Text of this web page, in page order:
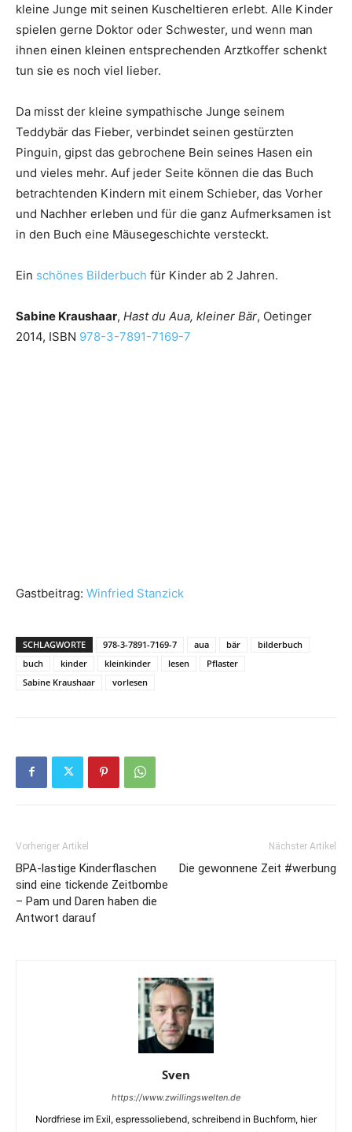
kleine Junge mit seinen Kuscheltieren erlebt. Alle Kinder
spielen gerne Doktor oder Schwester, und wenn man
ihnen einen kleinen entsprechenden Arztkoffer schenkt
tun sie es noch viel lieber.
Da misst der kleine sympathische Junge seinem
Teddybär das Fieber, verbindet seinen gestürzten
Pinguin, gipst das gebrochene Bein seines Hasen ein
und vieles mehr. Auf jeder Seite können die das Buch
betrachtenden Kindern mit einem Schieber, das Vorher
und Nachher erleben und für die ganz Aufmerksamen ist
in den Buch eine Mäusegeschichte versteckt.
Ein schönes Bilderbuch für Kinder ab 2 Jahren.
Sabine Kraushaar, Hast du Aua, kleiner Bär, Oetinger
2014, ISBN 978-3-7891-7169-7
Gastbeitrag: Winfried Stanzick
SCHLAGWORTE 978-3-7891-7169-7 aua bär
bilderbuch
buch
kinder kleinkinder lesen
Pflaster
Sabine Kraushaar
vorlesen
Vorheriger Artikel
BPA-lastige Kinderflaschen
sind eine tickende Zeitbombe
– Pam und Daren haben die
Antwort darauf
Nächster Artikel
Die gewonnene Zeit #werbung
Sven
https://www.zwillingswelten.de
Nordfriese im Exil, espressoliebend, schreibend in Buchform, hier